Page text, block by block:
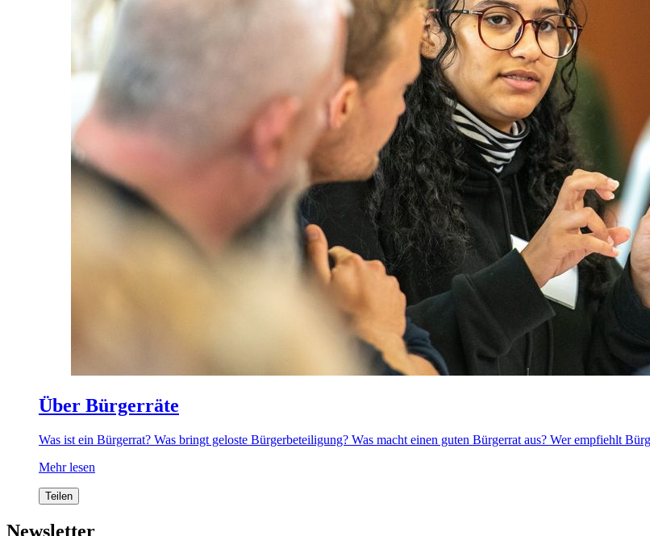
Über Bürgerräte
Was ist ein Bürgerrat? Was bringt geloste Bürgerbeteiligung? Was macht einen guten Bürgerrat aus? Wer empfiehlt
Mehr lesen
Teilen
Newsletter